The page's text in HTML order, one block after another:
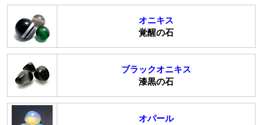
オニキス
覚醒の石
ブラックオニキス
漆黒の石
オパール